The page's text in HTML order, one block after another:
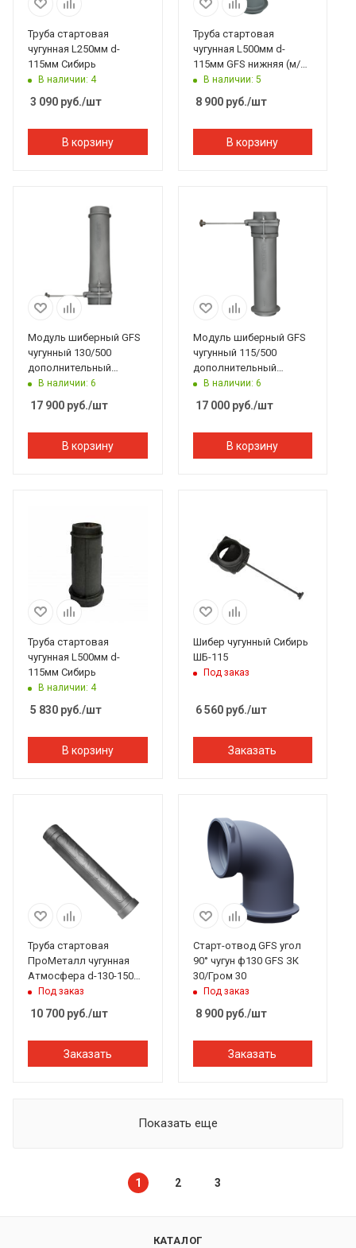
Труба стартовая
чугунная L250мм d-
115мм Сибирь
В наличии: 4
3 090 руб./шт
В корзину
Труба стартовая
чугунная L500мм d-
115мм GFS нижняя (м/п,
м/м)В наличии: 5
8 900руб./шт
В корзину
Модуль шиберный GFS
чугунный 130/500
дополнительный
(верхняя труба + шибер
ММ)
В наличии: 6
17 900 руб./шт
В корзину
Модуль шиберный GFS
чугунный 115/500
дополнительный
(верхняя труба + шибер
ММ)
В наличии: 6
17 000руб./шт
В корзину
Труба стартовая
чугунная L500мм d-
115мм Сибирь
В наличии: 4
5 830 руб./шт
В корзину
Шибер чугунный Сибирь
ШБ-115
Под заказ
6 560руб./шт
Заказать
Труба стартовая
ПроМеталл чугунная
Атмосфера d-130-150
мм L 740 серый
Под заказ
10 700 руб./шт
Заказать
Старт-отвод GFS угол
90° чугун ф130 GFS ЗК
30/Гром 30
Под заказ
8 900руб./шт
Заказать
Показать еще
1 2 3
КАТАЛОГ